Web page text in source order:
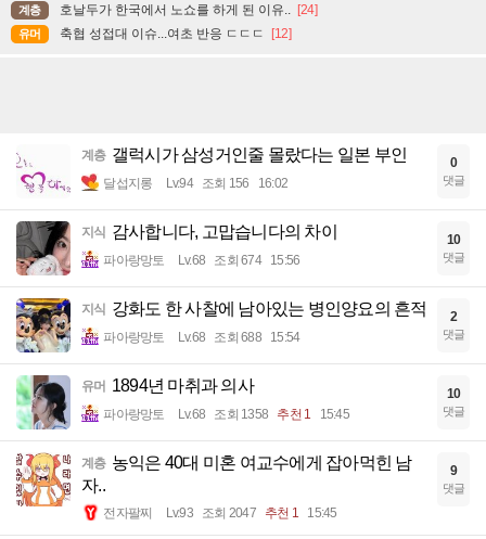
계층 호날두가 한국에서 노쇼를 하게 된 이유.. [24]
유머 축협 성접대 이슈...여초 반응 ㄷㄷㄷ [12]
계층 갤럭시가 삼성거인줄 몰랐다는 일본 부인
달섭지롱 Lv.94 조회 156 16:02
0
댓글
지식 감사합니다, 고맙습니다의 차이
파아랑망토 Lv.68 조회 674 15:56
10
댓글
지식 강화도 한 사찰에 남아있는 병인양요의 흔적
파아랑망토 Lv.68 조회 688 15:54
2
댓글
유머 1894년 마취과 의사
파아랑망토 Lv.68 조회 1358 추천 1 15:45
10
댓글
계층 농익은 40대 미혼 여교수에게 잡아먹힌 남
자..
전자팔찌 Lv.93 조회 2047 추천 1 15:45
9
댓글